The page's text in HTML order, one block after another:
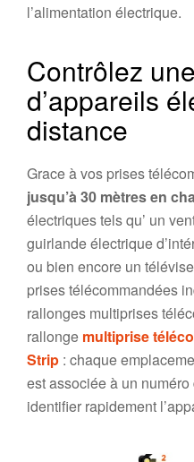
l’alimentation électrique.
Contrôlez
d’appareils
distance
Grace à vos prises
jusqu’à 30 mètres en
électriques tels qu’ un
guirlande électrique
ou bien encore un
prises télécommandées
rallonges multiprises
rallonge multiprise
Strip : chaque
est associée à un
identifier rapidement